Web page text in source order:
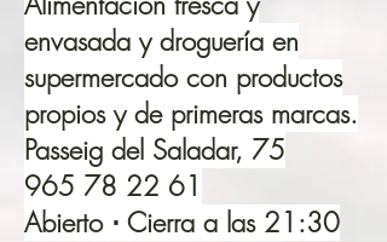
envasada y droguería en
supermercado con productos
propios y de primeras marcas.
Passeig del Saladar, 75
965 78 22 61
Abierto ⋅ Cierra a las 21:30